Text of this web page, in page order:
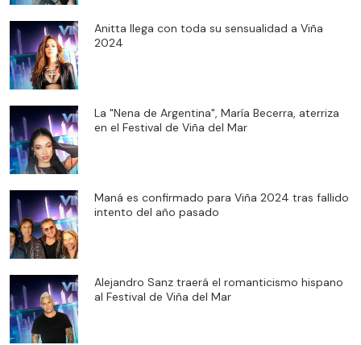
Anitta llega con toda su sensualidad a Viña
2024
La "Nena de Argentina", María Becerra, aterriza
en el Festival de Viña del Mar
Maná es confirmado para Viña 2024 tras fallido
intento del año pasado
Alejandro Sanz traerá el romanticismo hispano
al Festival de Viña del Mar